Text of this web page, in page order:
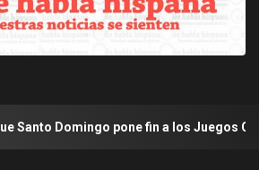
pone fin a los Juegos